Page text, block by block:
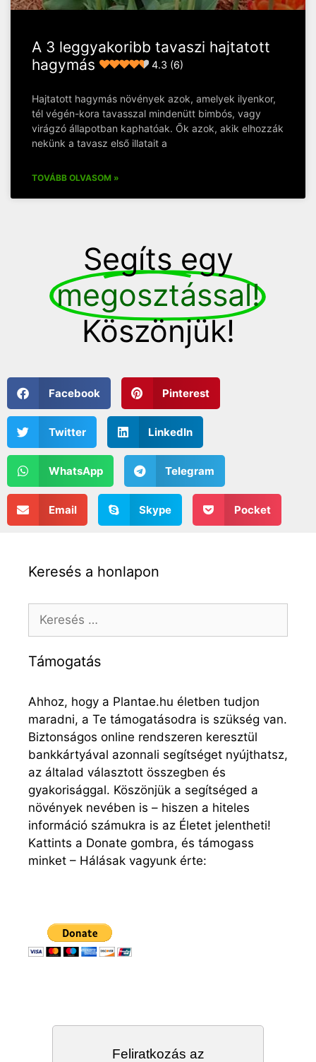
A 3 leggyakoribb tavaszi hajtatott
hagymás
4.3 (6)
Hajtatott hagymás növények azok, amelyek ilyenkor,
tél végén-kora tavasszal mindenütt bimbós, vagy
virágzó állapotban kaphatóak. Ők azok, akik elhozzák
nekünk a tavasz első illatait a
TOVÁBB OLVASOM »
Segíts egy
megosztással!
Köszönjük!
Facebook Pinterest
Twitter LinkedIn
WhatsApp Telegram
Email Skype Pocket
Keresés a honlapon
Támogatás
Ahhoz, hogy a Plantae.hu életben tudjon
maradni, a Te támogatásodra is szükség van.
Biztonságos online rendszeren keresztül
bankkártyával azonnali segítséget nyújthatsz,
az általad választott összegben és
gyakorisággal. Köszönjük a segítséged a
növények nevében is – hiszen a hiteles
információ számukra is az Életet jelentheti!
Kattints a Donate gombra, és támogass
minket – Hálásak vagyunk érte:
Feliratkozás az